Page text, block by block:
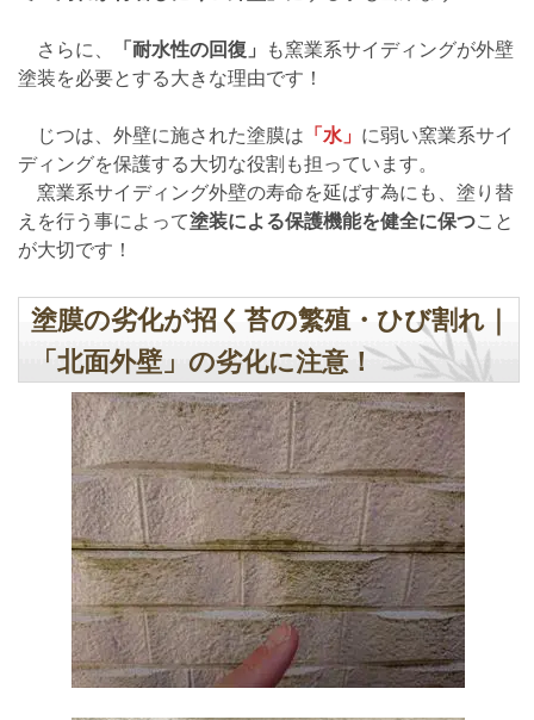
さらに、 「耐水性の回復」
も窯業系サイディングが外壁
塗装を必要とする大きな理由です！
じつは、外壁に施された塗膜は 「水」 に弱い窯業系サイ
ディングを保護する大切な役割も担っています。
窯業系サイディング外壁の寿命を延ばす為にも、塗り替
えを行う事によって塗装による保護機能を健全に保つこと
が大切です！
塗膜の劣化が招く苔の繁殖・ひび割れ｜
「北面外壁」の劣化に注意！